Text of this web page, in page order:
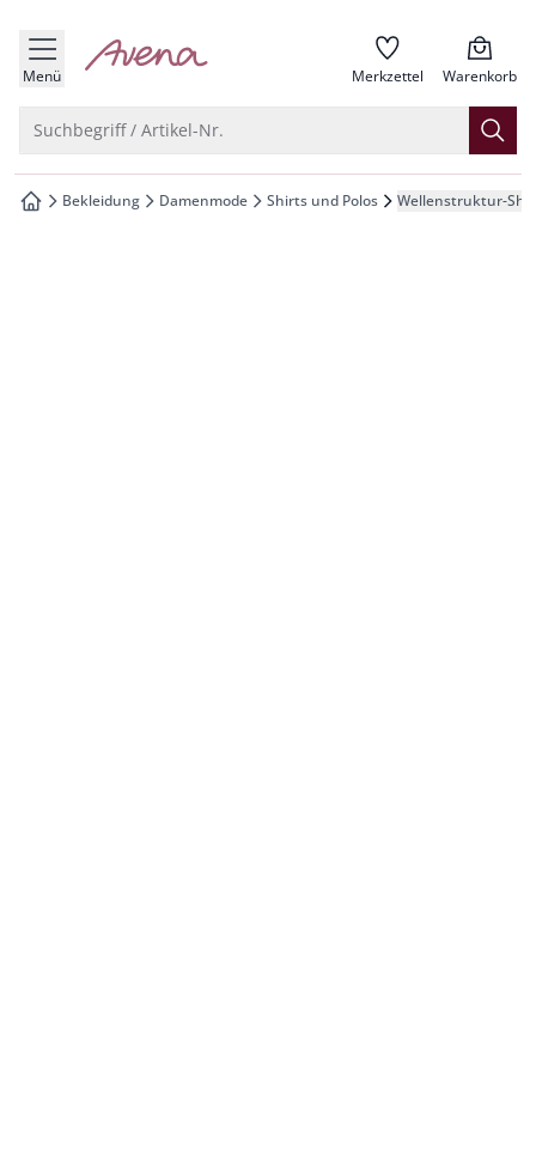
springen
springen
springen
springen
Menü zur Startseite Merkzettel Warenkorb
Suchbegriff / Artikel-Nr.
zur Startseite
Bekleidung Damenmode Shirts und Polos Wellenstruktur-